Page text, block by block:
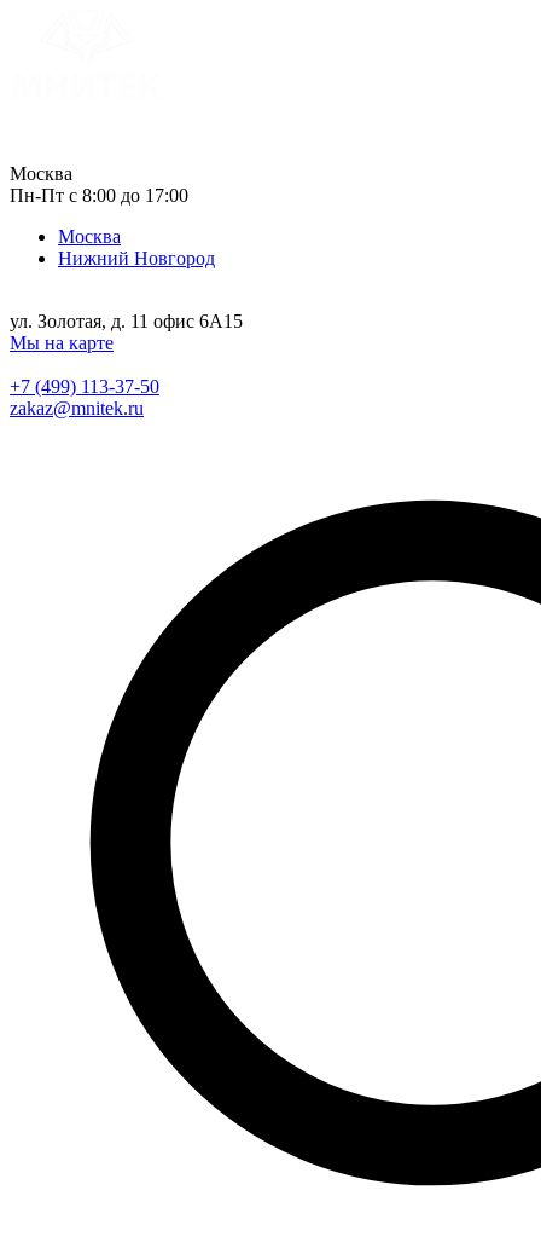
Москва
Пн-Пт с 8:00 до 17:00
Москва
Нижний Новгород
ул. Золотая, д. 11 офис 6А15
Мы на карте
+7 (499) 113-37-50
zakaz@mnitek.ru